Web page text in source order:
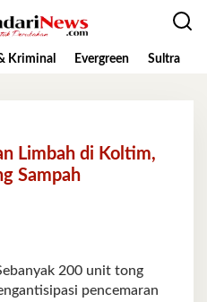
Kriminal Evergreen Sultra
Limbah di Koltim,
Sampah
200 unit tong
pencemaran